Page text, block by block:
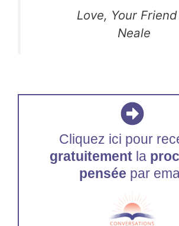
Love, Your
Neale
Cliquez ici pour
gratuitement la
pensée par